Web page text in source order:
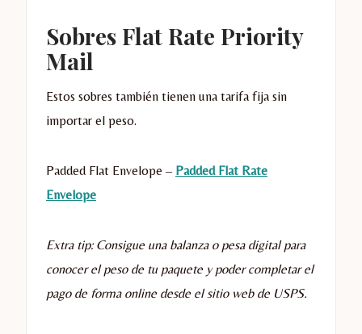
Sobres Flat Rate Priority
Mail
Estos sobres también tienen una tarifa fija sin
importar el peso.
Padded Flat Envelope – Padded Flat Rate
Envelope
Extra tip: Consigue una balanza o pesa digital para
conocer el peso de tu paquete y poder completar el
pago de forma online desde el sitio web de USPS.